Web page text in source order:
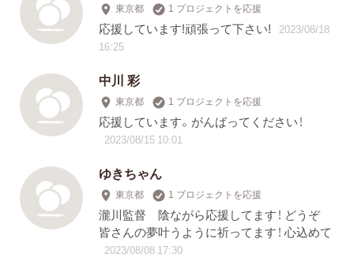
東京都 1 プロジェクトを応援
応援しています!頑張って下さい!
2023/08/18
16:25
中川 彩
東京都 1 プロジェクトを応援
応援しています。がんばってください！
2023/08/15 10:01
ゆきちゃん
東京都 1 プロジェクトを応援
瀧川監督 陰ながら応援してます！ どうぞ
皆さんの夢叶うように祈ってます！ 心込めて
2023/08/08 17:30